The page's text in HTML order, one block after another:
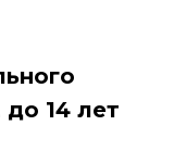
до 14 лет